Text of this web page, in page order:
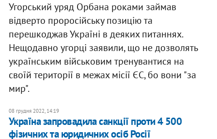
Угорський уряд Орбана роками займав
відверто проросійську позицію та
перешкоджав Україні в деяких питаннях.
Нещодавно угорці заявили, що не дозволять
українським військовим тренувантися на
своїй території в межах місії ЄС, бо вони "за
мир".
08 грудня 2022, 14:19
Україна запровадила санкції проти 4 500
фізичних та юридичних осіб Росії